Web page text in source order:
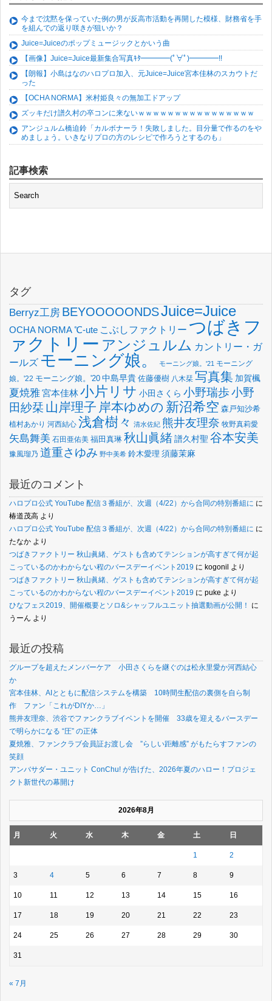
今まで沈黙を保っていた例の男が反高市活動を再開した模様、財務省を手
を組んでの返り咲きが狙いか？
Juice=Juiceのポップミュージックとかいう曲
【画像】Juice=Juice最新集合写真ｷﾀ━━━━(ﾟ∀ﾟ)━━━━!!
【朗報】小島はなのハロプロ加入、元Juice=Juice宮本佳林のスカウトだ
った
【OCHA NORMA】米村姫良々の無加工ドアップ
ズッキだけ譜久村の卒コンに来ないｗｗｗｗｗｗｗｗｗｗｗｗｗｗｗｗ
アンジュルム橋迫鈴「カルボナーラ！失敗しました。目分量で作るのをや
めましょう。いきなりプロの方のレシピで作ろうとするのも」
記事検索
タグ
Berryz工房 BEYOOOOONDSJuice=Juice
OCHA NORMA℃-ute こぶしファクトリー つばきフ
ァクトリー アンジュルム カントリー・ガ
ールズ モーニング娘。 モーニング娘。'21 モーニング
娘。'22 モーニング娘。'20 中島早貴 佐藤優樹 八木栞 写真集 加賀楓
夏焼雅宮本佳林小片リサ 小田さくら 小野瑞歩小野
田紗栞 山岸理子 岸本ゆめの 新沼希空 森戸知沙希
植村あかり 河西結心 浅倉樹々 清水佐紀 熊井友理奈 牧野真莉愛
矢島舞美 石田亜佑美 福田真琳 秋山眞緒譜久村聖 谷本安美
豫風瑠乃 道重さゆみ 野中美希 鈴木愛理 須藤茉麻
最近のコメント
ハロプロ公式 YouTube 配信３番組が、次週（4/22）から合同の特別番組に に
椿道茂高 より
ハロプロ公式 YouTube 配信３番組が、次週（4/22）から合同の特別番組に に
たなか より
つばきファクトリー 秋山眞緒、ゲストも含めてテンションが高すぎて何が起
こっているのかわからない程のバースデーイベント2019 に kogonil より
つばきファクトリー 秋山眞緒、ゲストも含めてテンションが高すぎて何が起
こっているのかわからない程のバースデーイベント2019 に puke より
ひなフェス2019、開催概要とソロ&シャッフルユニット抽選動画が公開！
に
うーん より
最近の投稿
グループを超えたメンバーケア 小田さくらを継ぐのは松永里愛か河西結心
か
宮本佳林、AIとともに配信システムを構築 10時間生配信の裏側を自ら制
作 ファン「これがDIYか…」
熊井友理奈、渋谷でファンクラブイベントを開催 33歳を迎えるバースデー
で明らかになる “圧” の正体
夏焼雅、ファンクラブ会員証お渡し会 ”らしい距離感” がもたらすファンの
笑顔
アンバサダー・ユニット ConChu! が告げた、2026年夏のハロー！プロジェ
クト新世代の幕開け
2026年8月
月 火 水 木 金 土 日
1 2
3 4 5 6 7 8 9
10 11 12 13 14 15 16
17 18 19 20 21 22 23
24 25 26 27 28 29 30
31
« 7月